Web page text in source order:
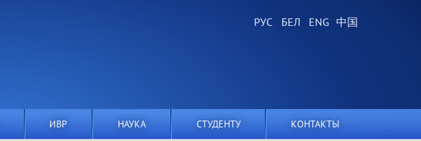
ИВР НАУКА СТУДЕНТУ КОНТАКТЫ